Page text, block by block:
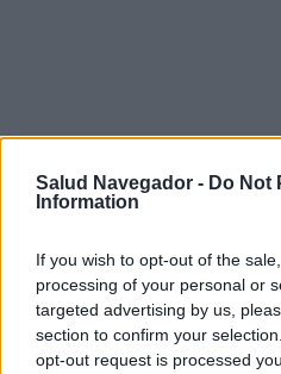
Salud Navegador - Do Not
Information
If you wish to opt-out of the
processing of your personal or
targeted advertising by us,
section to confirm your
opt-out request is processed